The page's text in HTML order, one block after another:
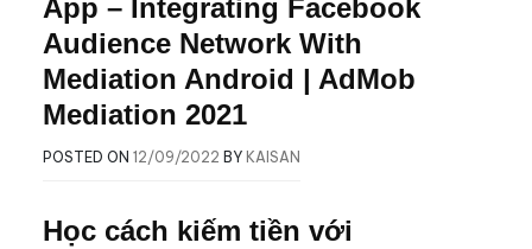
App – Integrating Facebook
Audience Network With
Mediation Android | AdMob
Mediation 2021
POSTED ON 12/09/2022 BY KAISAN
Học cách kiếm tiền với